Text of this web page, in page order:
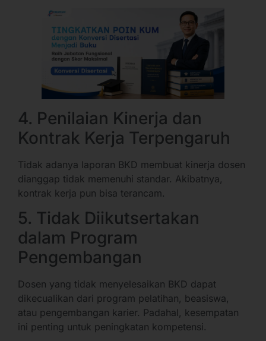
4. Penilaian Kinerja dan
Kontrak Kerja Terpengaruh
Tidak adanya laporan BKD membuat kinerja dosen
dianggap tidak memenuhi standar. Akibatnya,
kontrak kerja pun bisa terancam.
5. Tidak Diikutsertakan
dalam Program
Pengembangan
Dosen yang tidak menyelesaikan BKD dapat
dikecualikan dari program pelatihan, beasiswa,
atau pengembangan karier. Padahal, kesempatan
ini penting untuk peningkatan kompetensi.